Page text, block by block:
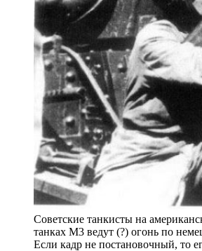
Советские танкисты на
танках М3 ведут (?) огонь по
Если кадр не постановочный, то